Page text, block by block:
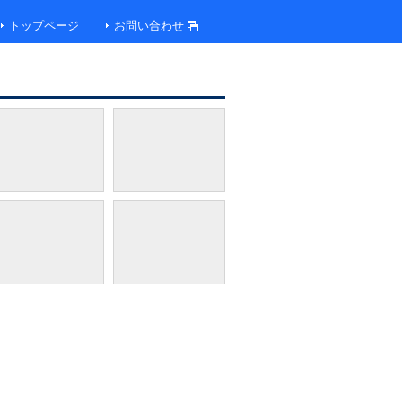
トップページ お問い合わせ